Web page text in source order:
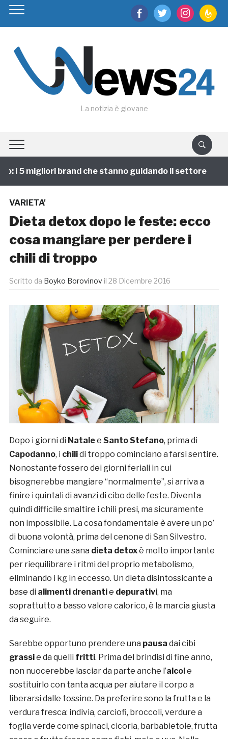
facebooktwitter instagram
La notizia è giovane
i 5 migliori brand che stanno guidando il settore
VARIETA'
Dieta detox dopo le feste: ecco
cosa mangiare per perdere i
chili di troppo
Scritto da Boyko Borovinov il 28 Dicembre 2016
Dopo i giorni di Natalee Santo Stefano, prima di
Capodanno, i chilidi troppo cominciano a farsi sentire.
Nonostante fossero dei giorni feriali in cui
bisognerebbe mangiare “normalmente”, si arriva a
finire i quintali di avanzi di cibo delle feste. Diventa
quindi difficile smaltire i chili presi, ma sicuramente
non impossibile. La cosa fondamentale è avere un po’
di buona volontà, prima del cenone di San Silvestro.
Cominciare una sana dieta detoxè molto importante
per riequilibrare i ritmi del proprio metabolismo,
eliminando i kg in eccesso. Un dieta disintossicante a
base di alimenti drenantie depurativi, ma
soprattutto a basso valore calorico, è la marcia giusta
da seguire.
Sarebbe opportuno prendere una pausa dai cibi
grassie da quelli fritti. Prima del brindisi di fine anno,
non nuocerebbe lasciar da parte anche l’alcole
sostituirlo con tanta acqua per aiutare il corpo a
liberarsi dalle tossine. Da preferire sono la frutta e la
verdura fresca: indivia, carciofi, broccoli, verdure a
foglia verde come spinaci, cicoria, barbabietole, frutta